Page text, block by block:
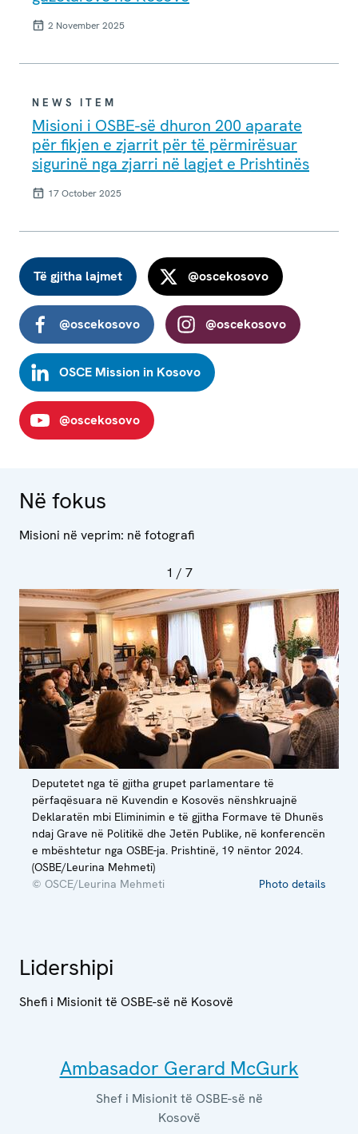
2 November 2025
NEWS ITEM
Misioni i OSBE-së dhuron 200 aparate
për fikjen e zjarrit për të përmirësuar
sigurinë nga zjarri në lagjet e Prishtinës
17 October 2025
Të gjitha lajmet @oscekosovo
@oscekosovo @oscekosovo
OSCE Mission in Kosovo
@oscekosovo
Në fokus
Misioni në veprim: në fotografi
1 / 7
Deputetet nga të gjitha grupet parlamentare të
përfaqësuara në Kuvendin e Kosovës nënshkruajnë
Deklaratën mbi Eliminimin e të gjitha Formave të Dhunës
ndaj Grave në Politikë dhe Jetën Publike, në konferencën
e mbështetur nga OSBE-ja. Prishtinë, 19 nëntor 2024.
(OSBE/Leurina Mehmeti)
© OSCE/Leurina Mehmeti
Photo details
Lidershipi
Shefi i Misionit të OSBE-së në Kosovë
Ambasador Gerard McGurk
Shef i Misionit të OSBE-së në
Kosovë